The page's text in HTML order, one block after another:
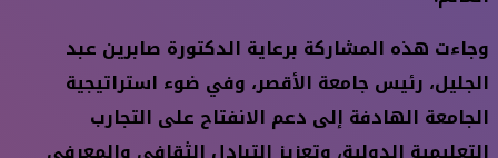
وجاءت هذه المشاركة برعاية الدكتورة صابرين عبد
الجليل، رئيس جامعة الأقصر، وفي ضوء استراتيجية
الجامعة الهادفة إلى دعم الانفتاح على التجارب